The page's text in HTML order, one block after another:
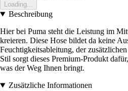
Loading...
Beschreibung
Hier bei Puma steht die Leistung im
kreieren. Diese Hose bildet da keine
Feuchtigkeitsableitung, der
Stil sorgt dieses Premium-Produkt
was der Weg Ihnen bringt.
Zusätzliche Informationen